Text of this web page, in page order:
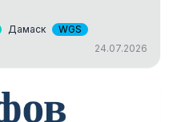
Дамаск
WGS
24.07.2026